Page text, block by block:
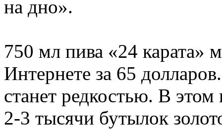
на дно».
750 мл пива «24 карата»
Интернете за 65
станет редкостью. В
2-3 тысячи бутылок